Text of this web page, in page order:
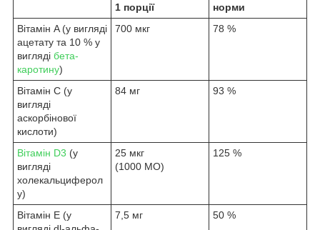
1 порції
норми
Вітамін A (у вигляді
ацетату та 10 % у
вигляді бета-
каротину)
700 мкг 78 %
Вітамін C (у
вигляді
аскорбінової
кислоти)
84 мг 93 %
Вітамін D3 (у
вигляді
холекальциферол
у)
25 мкг
(1000 МО)
125 %
Вітамін E (у
7,5 мг 50 %